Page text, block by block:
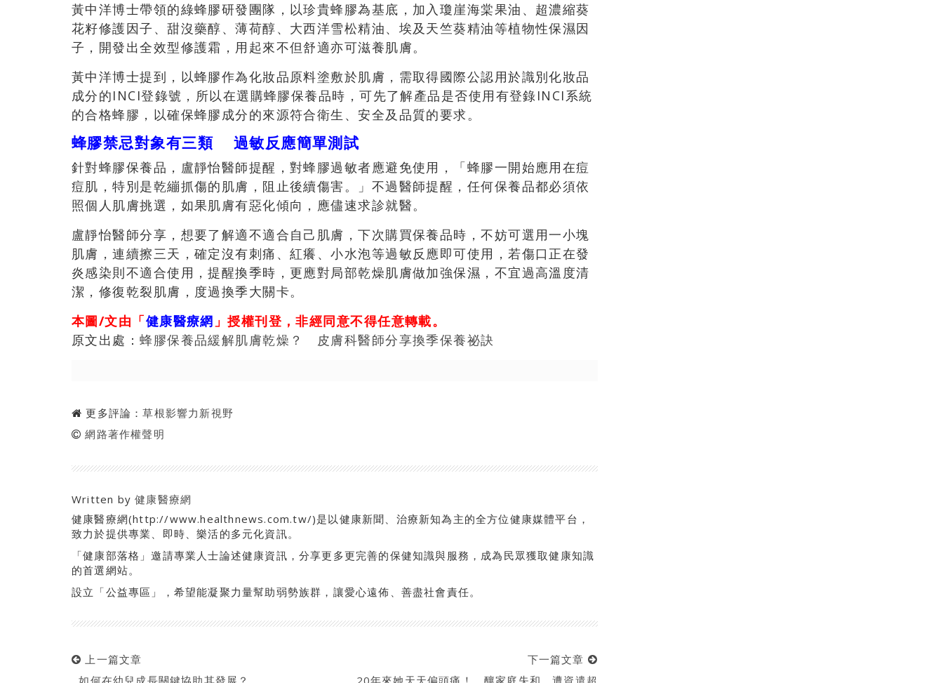
黃中洋博士帶領的綠蜂膠研發團隊，以珍貴蜂膠為基底，加入瓊崖海棠果油、超濃縮葵
花籽修護因子、甜沒藥醇、薄荷醇、大西洋雪松精油、埃及天竺葵精油等植物性保濕因
子，開發出全效型修護霜，用起來不但舒適亦可滋養肌膚。
黃中洋博士提到，以蜂膠作為化妝品原料塗敷於肌膚，需取得國際公認用於識別化妝品
成分的INCI登錄號，所以在選購蜂膠保養品時，可先了解產品是否使用有登錄INCI系統
的合格蜂膠，以確保蜂膠成分的來源符合衛生、安全及品質的要求。
蜂膠禁忌對象有三類 過敏反應簡單測試
針對蜂膠保養品，盧靜怡醫師提醒，對蜂膠過敏者應避免使用，「蜂膠一開始應用在痘
痘肌，特別是乾繃抓傷的肌膚，阻止後續傷害。」不過醫師提醒，任何保養品都必須依
照個人肌膚挑選，如果肌膚有惡化傾向，應儘速求診就醫。
盧靜怡醫師分享，想要了解適不適合自己肌膚，下次購買保養品時，不妨可選用一小塊
肌膚，連續擦三天，確定沒有刺痛、紅癢、小水泡等過敏反應即可使用，若傷口正在發
炎感染則不適合使用，提醒換季時，更應對局部乾燥肌膚做加強保濕，不宜過高溫度清
潔，修復乾裂肌膚，度過換季大關卡。
本圖/文由「健康醫療網 」授權刊登，非經同意不得任意轉載。
原文出處：蜂膠保養品緩解肌膚乾燥？ 皮膚科醫師分享換季保養祕訣
更多評論：草根影響力新視野
網路著作權聲明
Written by健康醫療網
健康醫療網(http://www.healthnews.com.tw/)是以健康新聞、治療新知為主的全方位健康媒體平台，
致力於提供專業、即時、樂活的多元化資訊。
「健康部落格」邀請專業人士論述健康資訊，分享更多更完善的保健知識與服務，成為民眾獲取健康知識
的首選網站。
設立「公益專區」，希望能凝聚力量幫助弱勢族群，讓愛心遠佈、善盡社會責任。
上一篇文章
下一篇文章